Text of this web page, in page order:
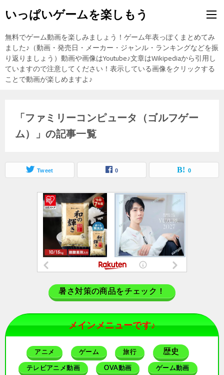
いっぱいゲームを楽しもう
無料でゲーム動画を楽しみましょう！ゲーム年表っぽくまとめてみ
ました♪（動画・発売日・メーカー・ジャンル・ランキングなどを振
り返りましょう）動画や画像はYoutube♪文章はWikipediaから引用し
ていますので注意してください！表示している画像をクリックする
ことで動画が楽しめますよ♪
「ファミリーコンピュータ（ゴルフゲー
ム）」の記事一覧
Tweet 0 0
暑さ対策の商品をチェック！
メインメニューです♪
アニメ ゲーム 旅行 歴史
テレビアニメ動画 OVA動画 ゲーム動画